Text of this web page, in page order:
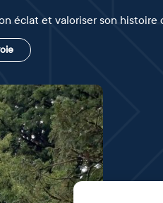
éclat et valoriser son